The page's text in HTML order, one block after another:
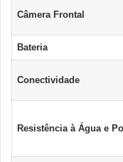
Câmera Frontal
Bateria
Conectividade
Resistência à Água e